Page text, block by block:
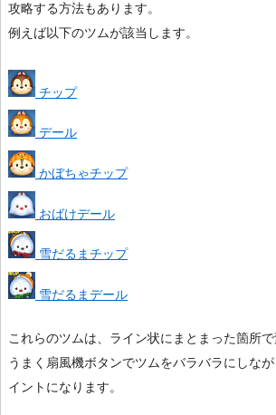
攻略する方法もあります。
例えば以下のツムが該当します。
チップ
デール
かぼちゃチップ
おばけデール
雪だるまチップ
雪だるまデール
これらのツムは、ライン状にまとまった箇所で
うまく扇風機ボタンでツムをバラバラにしな
イントになります。